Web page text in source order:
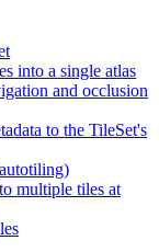
into a single atlas
and occlusion
to the TileSet's
multiple tiles at